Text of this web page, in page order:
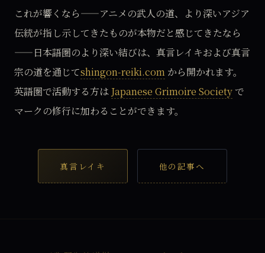
これが響くなら——アニメの武人の道、より深いアジア
伝統が指し示してきたものが本物だと感じてきたなら
——日本語圏のより深い結びは、真言レイキおよび真言
宗の道を通じてshingon-reiki.com から開かれます。
英語圏で活動する方は Japanese Grimoire Societyで
マークの修行に加わることができます。
真言レイキ 他の記事へ